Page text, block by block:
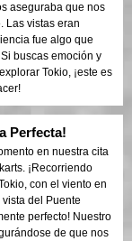
aseguraba que nos
Las vistas eran
fue algo que
buscas emoción y
Tokio, ¡este es
Perfecta!
en nuestra cita
¡Recorriendo
con el viento en
del Puente
perfecto! Nuestro
de que nos